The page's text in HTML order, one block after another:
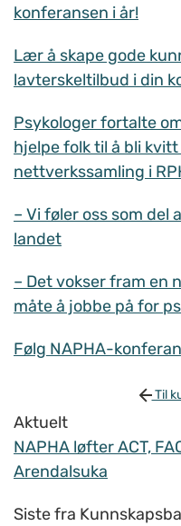
konferansen i år!
Lær å skape gode
lavterskeltilbud i din
Psykologer fortalte
hjelpe folk til å bli
nettverkssamling i
– Vi føler oss som del
landet
– Det vokser fram en
måte å jobbe på for
Følg NAPHA-
Til
Aktuelt
NAPHA løfter ACT,
Arendalsuka
Siste fra